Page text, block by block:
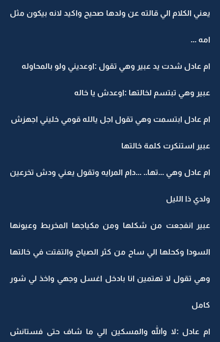
يعني الكلام الي قالته عن ولدها صحيح واكيد لانه بيكون مثل
امه ...
ام عادل شدت يد عبير وهي تقول :اوعديني ولو بالمحاوله
عبير وهي تبتسم لخالتها :اوعدش يا خاله
ام عادل ابتسمت وهي تقول اجل يالله قومي خليني اجهزش
عبير استنكرت كلمة خالتها
ام عادل وهي ...تها.. ...دام المرايه وتقول يعني ودش تخرعين
ولدي ذا الليل
عبير انفجعت من شكلها ومن مكياجها المخربط وعيونها
السودا وكحلها الي ساح من كثر الصياح والتفتت في خالتها
وهي تقول لا تهتمين انا بادخل اغسل وجهي واخذ لي شور
كامل
ام عادل :لا والله والمسكين الي ما شاف حتى فستانش